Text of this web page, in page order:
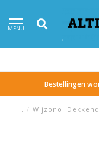
MENU
Bestellingen
. / Wijzonol